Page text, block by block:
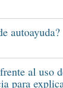
autoayuda?
al uso
para